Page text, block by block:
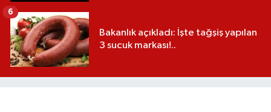
Bakanlık açıkladı: İşte tağşiş yapılan
3 sucuk markası!..
6